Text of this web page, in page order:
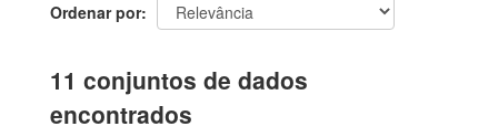
Ordenar por
11 conjuntos de dados
encontrados